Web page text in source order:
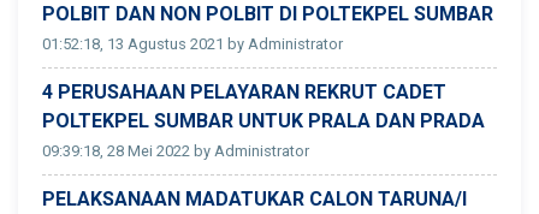
POLBIT DAN NON POLBIT DI POLTEKPEL SUMBAR
01:52:18, 13 Agustus 2021 by Administrator
4 PERUSAHAAN PELAYARAN REKRUT CADET
POLTEKPEL SUMBAR UNTUK PRALA DAN PRADA
09:39:18, 28 Mei 2022 by Administrator
PELAKSANAAN MADATUKAR CALON TARUNA/I